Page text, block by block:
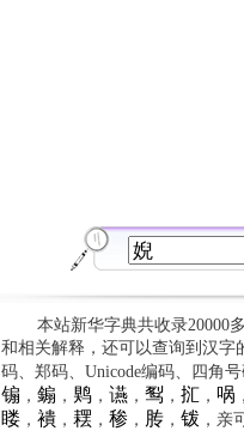
本站新华字典共收录20000
和相关解释，还可以查询到汉字
码、郑码、Unicode编码、四角
䦂 ， 䥇 ， 䴗， 䜩， 䴕， 㧟 ， 㖞 ，
䁖， 䙡， 䎬 ， 䅟， 䏝， 䥽，亲